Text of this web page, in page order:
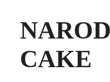
CAKE